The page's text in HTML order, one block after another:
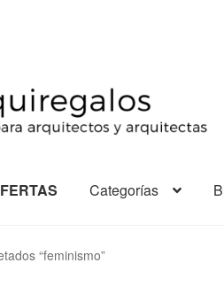
Categorías
“feminismo”